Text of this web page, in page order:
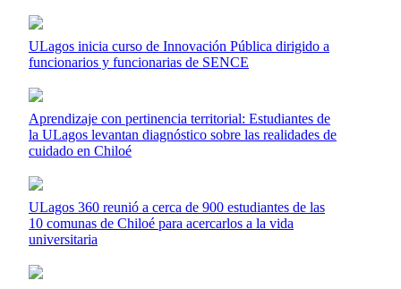
ULagos inicia curso de Innovación Pública dirigido a
funcionarios y funcionarias de SENCE
Aprendizaje con pertinencia territorial: Estudiantes de
la ULagos levantan diagnóstico sobre las realidades de
cuidado en Chiloé
ULagos 360 reunió a cerca de 900 estudiantes de las
10 comunas de Chiloé para acercarlos a la vida
universitaria